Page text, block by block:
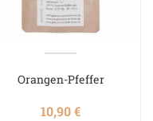
Orangen-Pfeffer
10,90€